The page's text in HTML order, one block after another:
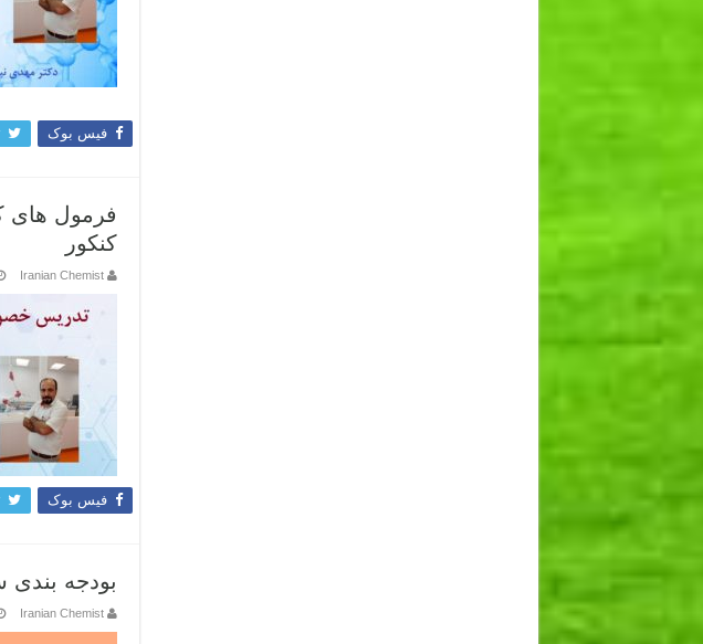
فیس بوک
فرمول های
کنکور
Iranian Chemist
فیس بوک
بودجه بندی سوالات
Iranian Chemist